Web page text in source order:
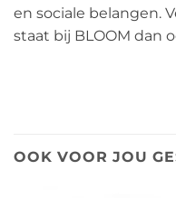
en sociale belangen.
staat bij BLOOM dan
OOK VOOR JOU